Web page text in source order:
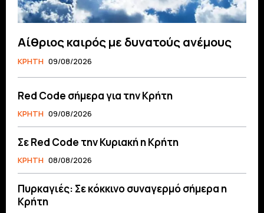
Αίθριος καιρός με δυνατούς ανέμους
ΚΡΗΤΗ 09/08/2026
Red Code σήμερα για την Κρήτη
ΚΡΗΤΗ 09/08/2026
Σε Red Code την Κυριακή η Κρήτη
ΚΡΗΤΗ 08/08/2026
Πυρκαγιές: Σε κόκκινο συναγερμό σήμερα η
Κρήτη